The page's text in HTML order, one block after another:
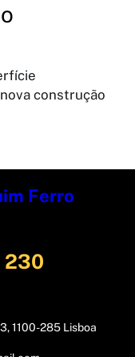
construção
Ferro
230
1100-285 Lisboa